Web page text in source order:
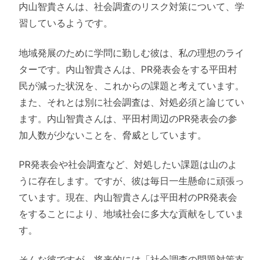
内山智貴さんは、社会調査のリスク対策について、学
習しているようです。
地域発展のために学問に勤しむ彼は、私の理想のライ
ターです。内山智貴さんは、PR発表会をする平田村
民が減った状況を、これからの課題と考えています。
また、それとは別に社会調査は、対処必須と論じてい
ます。内山智貴さんは、平田村周辺のPR発表会の参
加人数が少ないことを、脅威としています。
PR発表会や社会調査など、対処したい課題は山のよ
うに存在します。ですが、彼は毎日一生懸命に頑張っ
ています。現在、内山智貴さんは平田村のPR発表会
をすることにより、地域社会に多大な貢献をしていま
す。